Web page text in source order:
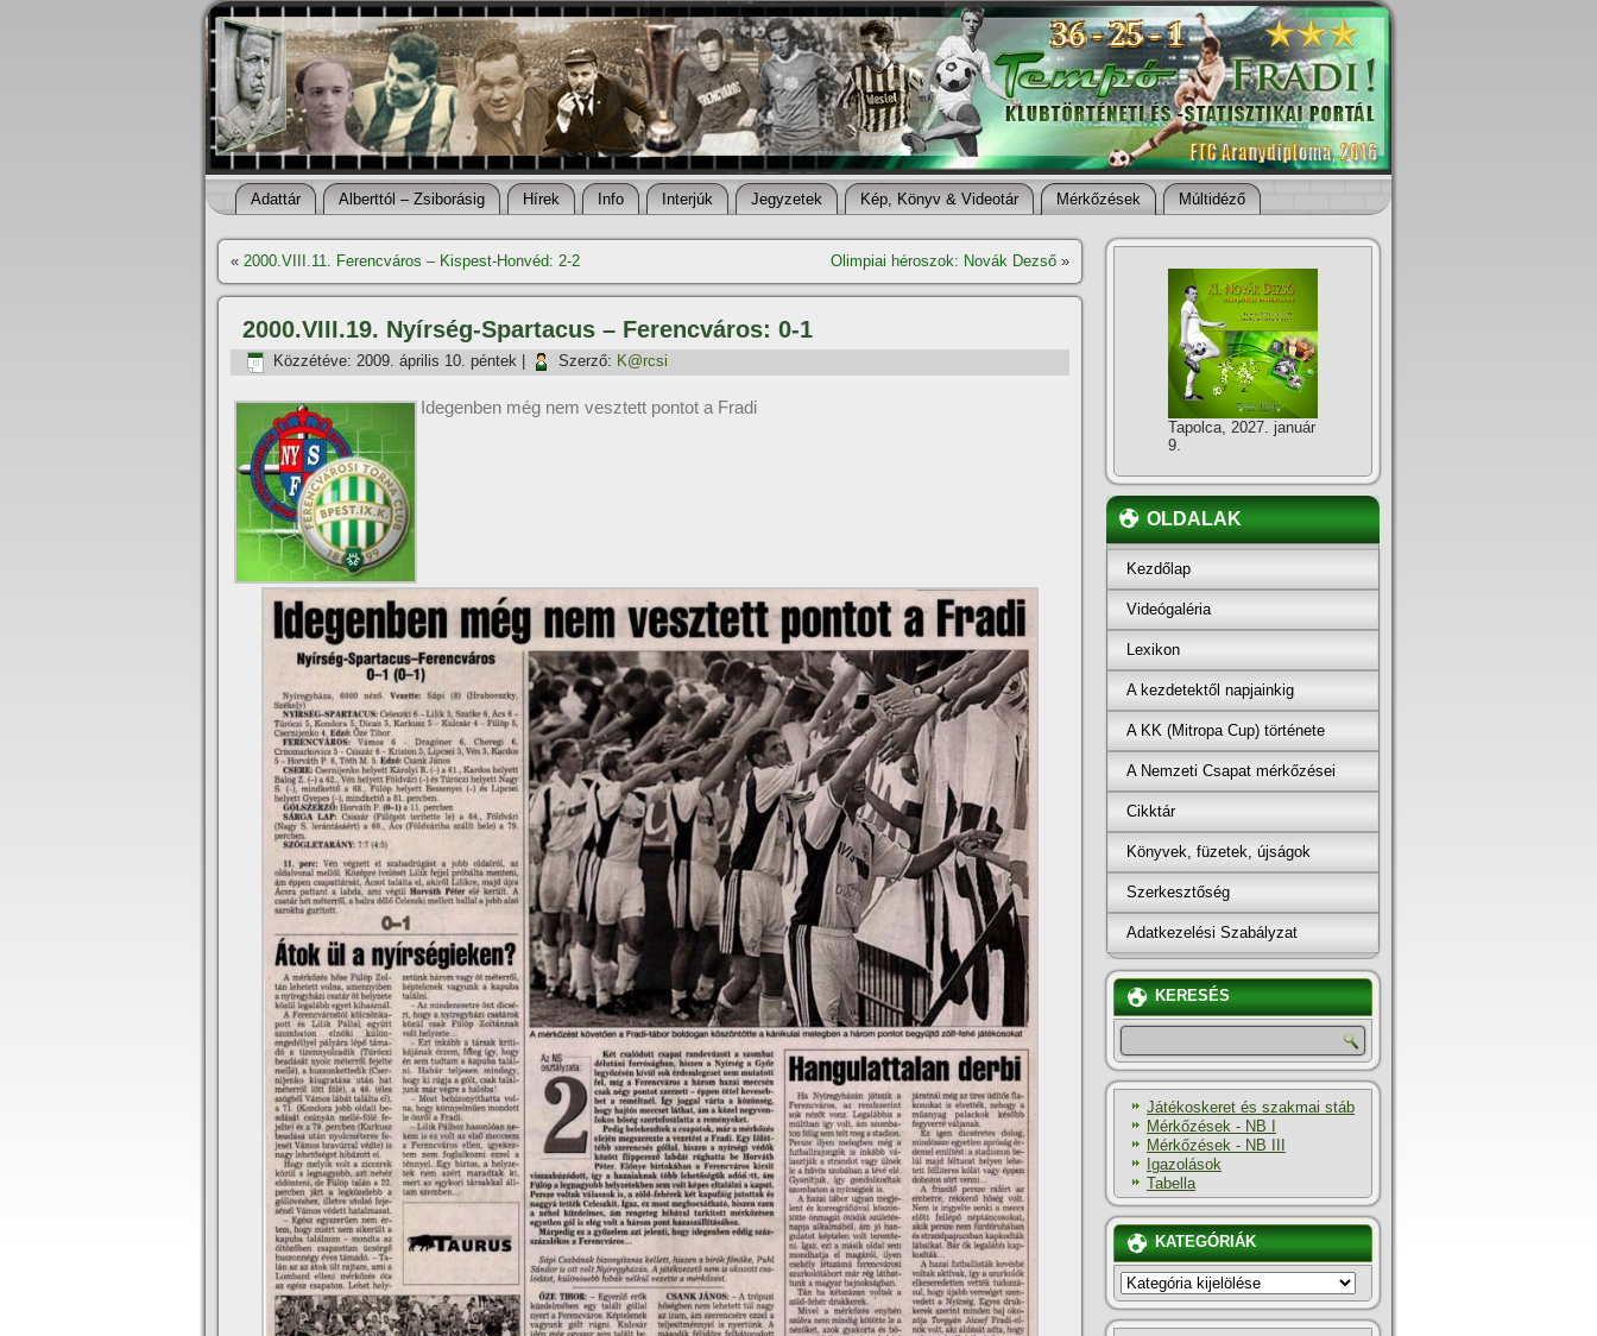
Adattár Alberttól – Zsiborásig Hí­rek Info Interjúk Jegyzetek Kép, Könyv & Videotár Mérkőzések Múltidéző
« 2000.VIII.11. Ferencváros – Kispest-Honvéd: 2-2 Olimpiai héroszok: Novák Dezső »
2000.VIII.19. Nyí­rség-Spartacus – Ferencváros: 0-1
Közzétéve: 2009. április 10. péntek Szerző: K@rcsi
Idegenben még nem vesztett pontot a Fradi
Tapolca, 2027. január
9.
OLDALAK
Kezdőlap
Videógaléria
Lexikon
A kezdetektől napjainkig
A KK (Mitropa Cup) története
A Nemzeti Csapat mérkőzései
Cikktár
Könyvek, füzetek, újságok
Szerkesztőség
Adatkezelési Szabályzat
KERESÉS
Játékoskeret és szakmai stáb
Mérkőzések - NB I
Mérkőzések - NB III
Igazolások
Tabella
KATEGÓRIÁK
KATEGÓRIÁK